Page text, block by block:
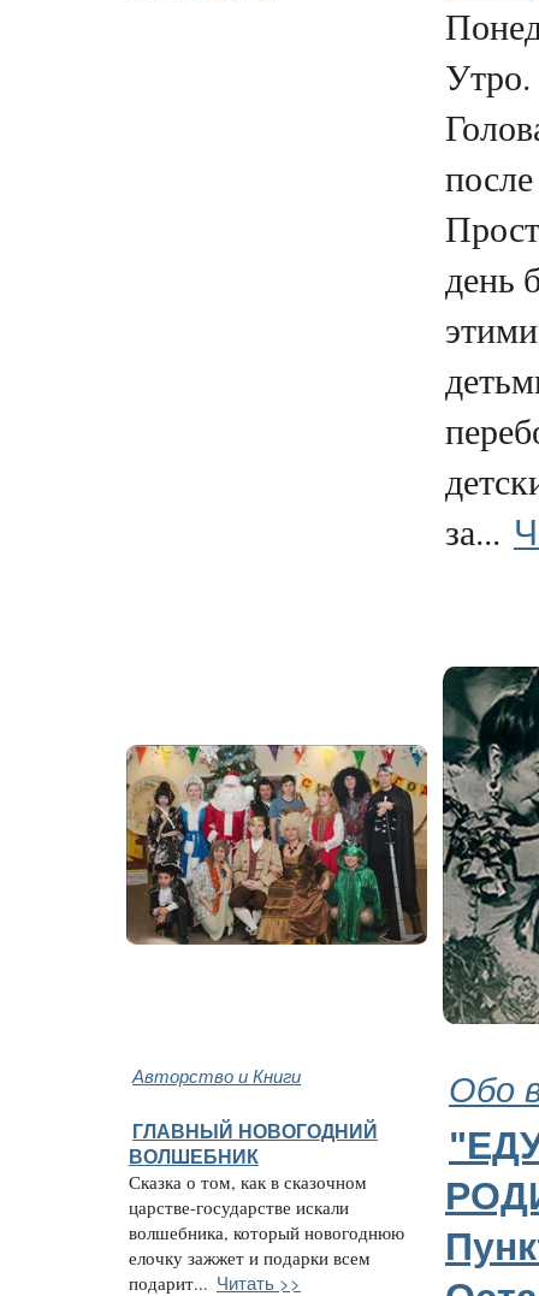
день
за...
Авторство и Книги Обо
ГЛАВНЫЙ НОВОГОДНИЙ
ВОЛШЕБНИК
Сказка о том, как в сказочном
царстве-государстве искали
волшебника, который новогоднюю
елочку зажжет и подарки всем
подарит... Читать >>